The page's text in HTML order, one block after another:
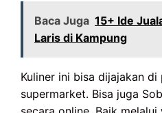
Baca Juga 15+ Ide
Laris di Kampung
Kuliner ini bisa dijajakan di
supermarket. Bisa juga